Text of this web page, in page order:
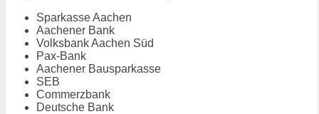
Sparkasse Aachen
Aachener Bank
Volksbank Aachen Süd
Pax-Bank
Aachener Bausparkasse
SEB
Commerzbank
Deutsche Bank